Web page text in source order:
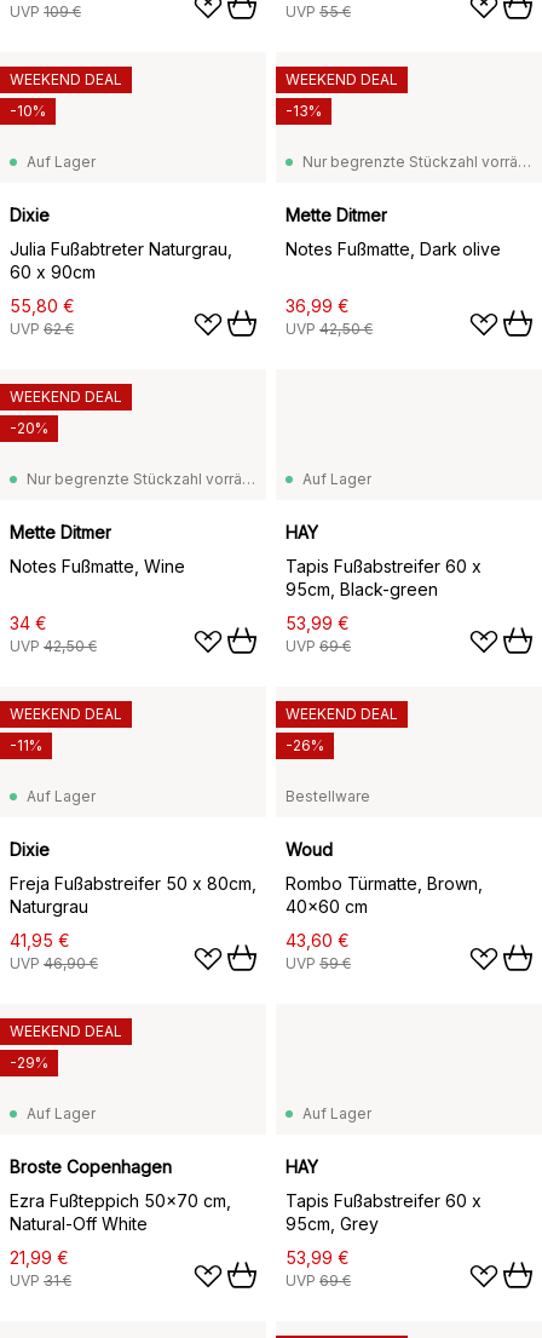
UVP 109 € UVP 55 €
Auf Lager
Dixie
Julia Fußabtreter Naturgrau,
60 x 90cm
55,80 €
UVP 62 €
WEEKEND DEAL
-10%
Nur begrenzte Stückzahl vorrätig
Mette Ditmer
Notes Fußmatte, Dark olive
36,99 €
UVP 42,50 €
WEEKEND DEAL
-13%
Nur begrenzte Stückzahl vorrätig
Mette Ditmer
Notes Fußmatte, Wine
34 €
UVP 42,50 €
WEEKEND DEAL
-20%
Auf Lager
HAY
Tapis Fußabstreifer 60 x
95cm, Black-green
53,99 €
UVP 69 €
Auf Lager
Dixie
Freja Fußabstreifer 50 x 80cm,
Naturgrau
41,95 €
UVP 46,90 €
WEEKEND DEAL
-11%
Bestellware
Woud
Rombo Türmatte, Brown,
40x60 cm
43,60 €
UVP 59 €
WEEKEND DEAL
-26%
Auf Lager
Broste Copenhagen
Ezra Fußteppich 50x70 cm,
Natural-Off White
21,99 €
UVP 31 €
WEEKEND DEAL
-29%
Auf Lager
HAY
Tapis Fußabstreifer 60 x
95cm, Grey
53,99 €
UVP 69 €